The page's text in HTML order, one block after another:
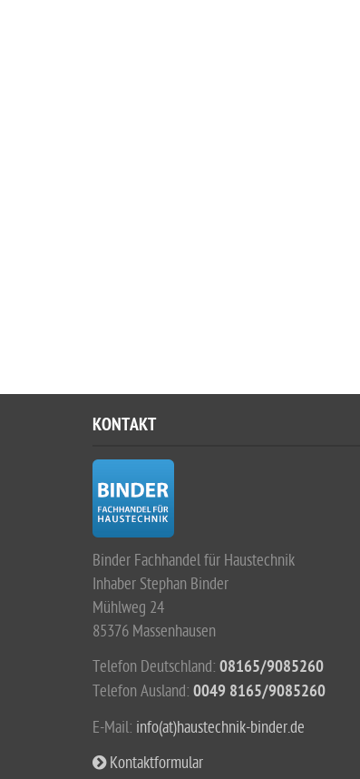
KONTAKT
Binder Fachhandel für Haustechnik
Inhaber Stephan Binder
Mühlweg 24
85376 Massenhausen
Telefon Deutschland: 08165/9085260
Telefon Ausland: 0049 8165/9085260
E-Mail: info(at)haustechnik-binder.de
Kontaktformular